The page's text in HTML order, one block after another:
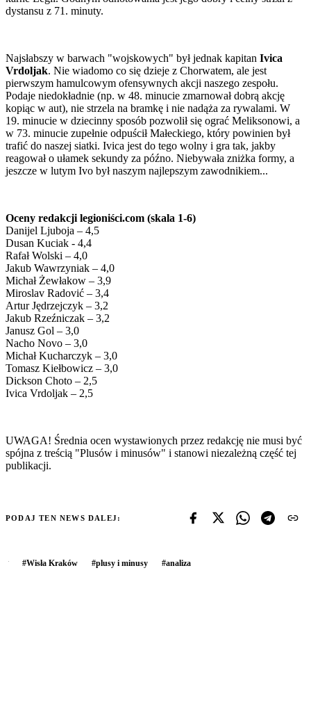
dystansu z 71. minuty.
Najsłabszy w barwach "wojskowych" był jednak kapitan Ivica
Vrdoljak. Nie wiadomo co się dzieje z Chorwatem, ale jest
pierwszym hamulcowym ofensywnych akcji naszego zespołu.
Podaje niedokładnie (np. w 48. minucie zmarnował dobrą akcję
kopiąc w aut), nie strzela na bramkę i nie nadąża za rywalami. W
19. minucie w dziecinny sposób pozwolił się ograć Meliksonowi, a
w 73. minucie zupełnie odpuścił Małeckiego, który powinien był
trafić do naszej siatki. Ivica jest do tego wolny i gra tak, jakby
reagował o ułamek sekundy za późno. Niebywała zniżka formy, a
jeszcze w lutym Ivo był naszym najlepszym zawodnikiem...
Oceny redakcji legioniści.com (skala 1-6)
Danijel Ljuboja – 4,5
Dusan Kuciak - 4,4
Rafał Wolski – 4,0
Jakub Wawrzyniak – 4,0
Michał Żewłakow – 3,9
Miroslav Radović – 3,4
Artur Jędrzejczyk – 3,2
Jakub Rzeźniczak – 3,2
Janusz Gol – 3,0
Nacho Novo – 3,0
Michał Kucharczyk – 3,0
Tomasz Kiełbowicz – 3,0
Dickson Choto – 2,5
Ivica Vrdoljak – 2,5
UWAGA! Średnia ocen wystawionych przez redakcję nie musi być
spójna z treścią "Plusów i minusów" i stanowi niezależną część tej
publikacji.
PODAJ TEN NEWS DALEJ:
#Wisła Kraków #plusy i minusy #analiza